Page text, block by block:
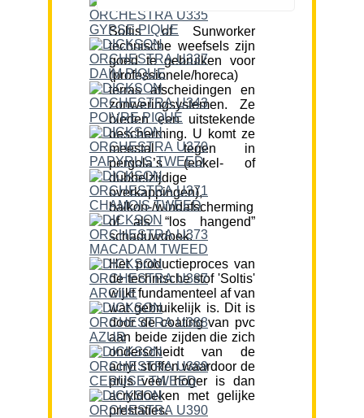
Soltis of Sunworker
technische weefsels zijn
goed te gebruiken voor
(professionele/horeca)
terras afscheidingen en
zonweringsystemen. Ze
bieden een uitstekende
bescherming. U komt ze
meestal tegen in
pergola’s (enkel- of
dubbelzijdige
overkappingen),
balkon-/windafscherming
of als “los hangend”
schaduwdoek.
Het productieproces van
de technische stof 'Soltis'
wijkt fundamenteel af van
wat gebruikelijk is. Dit is
door de coating van pvc
aan beide zijden die zich
onderscheidt van de
acryl stoffen waardoor de
prijs veel hoger is dan
acryldoeken met gelijke
prestaties.